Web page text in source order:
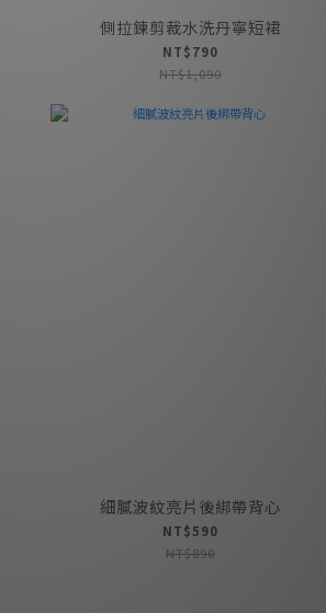
側拉鍊剪裁水洗丹寧短裙
NT$790
NT$1,090
細膩波紋亮片後綁帶背心
NT$590
NT$890